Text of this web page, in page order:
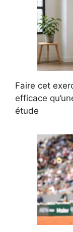
Faire cet
efficace
étude